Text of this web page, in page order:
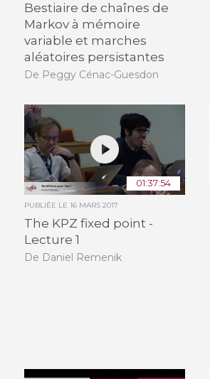
Bestiaire de chaînes de
Markov à mémoire
variable et marches
aléatoires persistantes
De Peggy Cénac-Guesdon
01:37:54
PUBLIÉE LE 16 MARS 2017
The KPZ fixed point -
Lecture 1
De Daniel Remenik